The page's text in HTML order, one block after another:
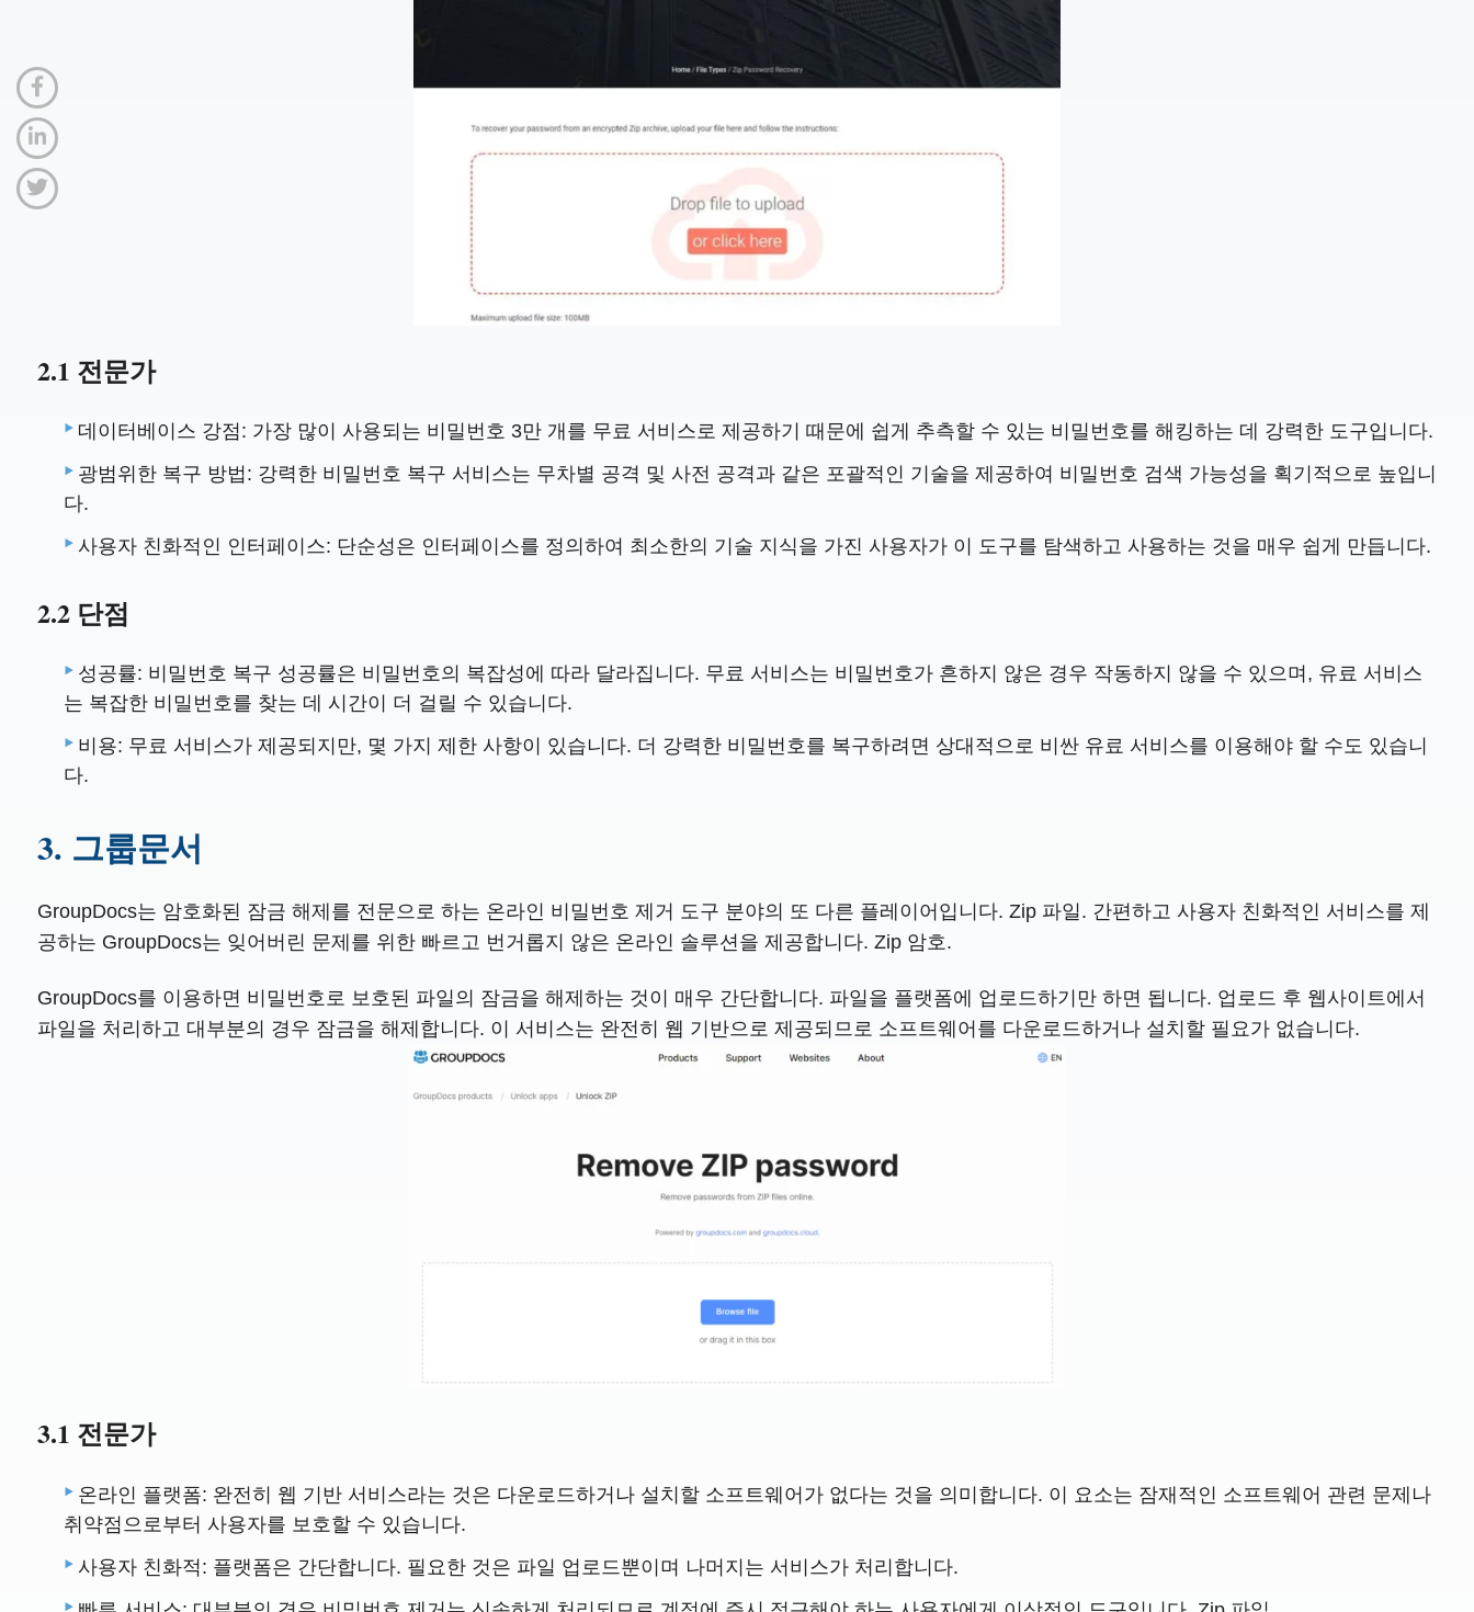
2.1 전문가
데이터베이스 강점: 가장 많이 사용되는 비밀번호 3만 개를 무료 서비스로 제공하기 때문에 쉽게 추측할 수 있는 비밀번호를 해킹하는 데 강력한 도구입니다.
광범위한 복구 방법: 강력한 비밀번호 복구 서비스는 무차별 공격 및 사전 공격과 같은 포괄적인 기술을 제공하여 비밀번호 검색 가능성을 획기적으로 높입니
다.
사용자 친화적인 인터페이스: 단순성은 인터페이스를 정의하여 최소한의 기술 지식을 가진 사용자가 이 도구를 탐색하고 사용하는 것을 매우 쉽게 만듭니다.
2.2 단점
성공률: 비밀번호 복구 성공률은 비밀번호의 복잡성에 따라 달라집니다. 무료 서비스는 비밀번호가 흔하지 않은 경우 작동하지 않을 수 있으며, 유료 서비스
는 복잡한 비밀번호를 찾는 데 시간이 더 걸릴 수 있습니다.
비용: 무료 서비스가 제공되지만, 몇 가지 제한 사항이 있습니다. 더 강력한 비밀번호를 복구하려면 상대적으로 비싼 유료 서비스를 이용해야 할 수도 있습니
다.
3. 그룹문서
GroupDocs는 암호화된 잠금 해제를 전문으로 하는 온라인 비밀번호 제거 도구 분야의 또 다른 플레이어입니다. Zip 파일. 간편하고 사용자 친화적인 서비스를 제
공하는 GroupDocs는 잊어버린 문제를 위한 빠르고 번거롭지 않은 온라인 솔루션을 제공합니다. Zip 암호.
GroupDocs를 이용하면 비밀번호로 보호된 파일의 잠금을 해제하는 것이 매우 간단합니다. 파일을 플랫폼에 업로드하기만 하면 됩니다. 업로드 후 웹사이트에서
파일을 처리하고 대부분의 경우 잠금을 해제합니다. 이 서비스는 완전히 웹 기반으로 제공되므로 소프트웨어를 다운로드하거나 설치할 필요가 없습니다.
3.1 전문가
온라인 플랫폼: 완전히 웹 기반 서비스라는 것은 다운로드하거나 설치할 소프트웨어가 없다는 것을 의미합니다. 이 요소는 잠재적인 소프트웨어 관련 문제나
취약점으로부터 사용자를 보호할 수 있습니다.
사용자 친화적: 플랫폼은 간단합니다. 필요한 것은 파일 업로드뿐이며 나머지는 서비스가 처리합니다.